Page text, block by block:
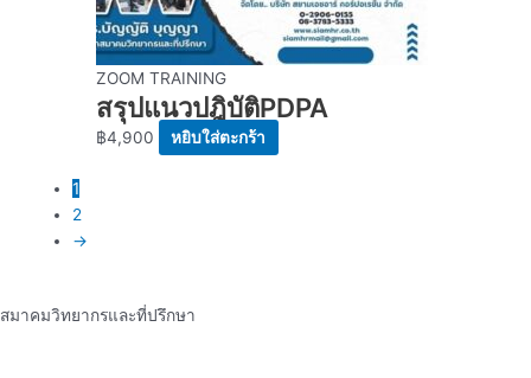
ZOOM TRAINING
สรุปแนวปฎิบัติPDPA
฿4,900 หยิบใส่ตะกร้า
1
2
→
สมาคมวิทยากรและที่ปรึกษา